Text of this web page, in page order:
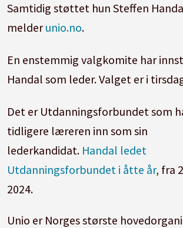
Samtidig støttet hun Steffen
melderunio.no.
En enstemmig valgkomite har
Handal som leder. Valget er i
Det er Utdanningsforbundet som
tidligere læreren inn som sin
lederkandidat. Handal ledet
Utdanningsforbundet i åtte år, fra
2024.
Unio er Norges største